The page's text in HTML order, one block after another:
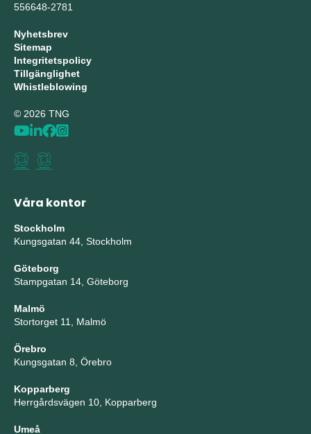
556648-2781
Nyhetsbrev
Sitemap
Integritetspolicy
Tillgänglighet
Whistleblowing
© 2026 TNG
Våra kontor
Stockholm
Kungsgatan 44, Stockholm
Göteborg
Stampgatan 14, Göteborg
Malmö
Stortorget 11, Malmö
Örebro
Kungsgatan 8, Örebro
Kopparberg
Herrgårdsvägen 10, Kopparberg
Umeå